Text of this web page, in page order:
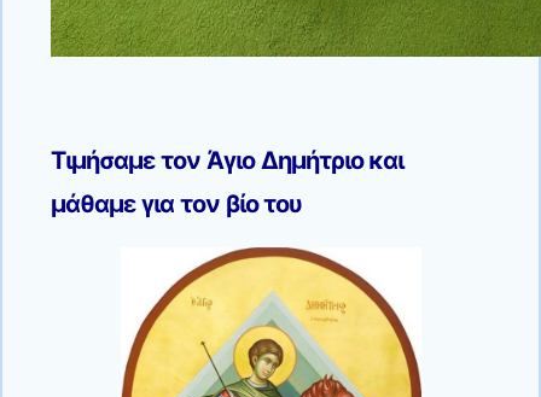
Τιμήσαμε τον Άγιο Δημήτριο και
μάθαμε για τον βίο του